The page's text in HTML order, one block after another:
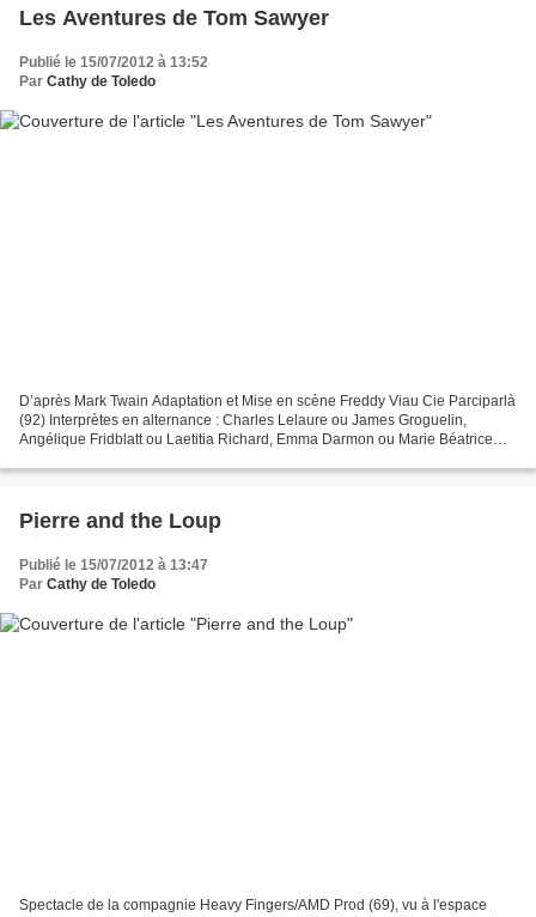
Les Aventures de Tom Sawyer
Publié le 15/07/2012 à 13:52
Par Cathy de Toledo
D’après Mark Twain Adaptation et Mise en scène Freddy Viau Cie Parciparlà
(92) Interprètes en alternance : Charles Lelaure ou James Groguelin,
Angélique Fridblatt ou Laetitia Richard, Emma Darmon ou Marie Béatrice
Pierre and the Loup
Publié le 15/07/2012 à 13:47
Par Cathy de Toledo
Spectacle de la compagnie Heavy Fingers/AMD Prod (69), vu à l'espace